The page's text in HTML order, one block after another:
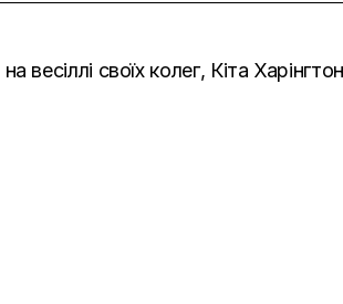
на весіллі своїх колег, Кіта